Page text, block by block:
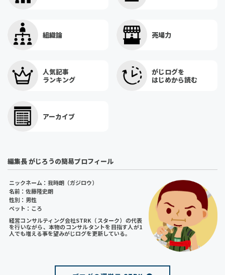
組織論 売場力
人気記事
ランキング
がじログを
はじめから読む
アーカイブ
編集長 がじろうの簡易プロフィール
ニックネーム：我時朗（ガジロウ）
名前：佐藤隆史朗
性別：男性
ペット：ころ
経営コンサルティング会社STRK（スターク）の代表
を行いながら、本物のコンサルタントを目指す人が1
人でも増える事を望みがじログを更新している。